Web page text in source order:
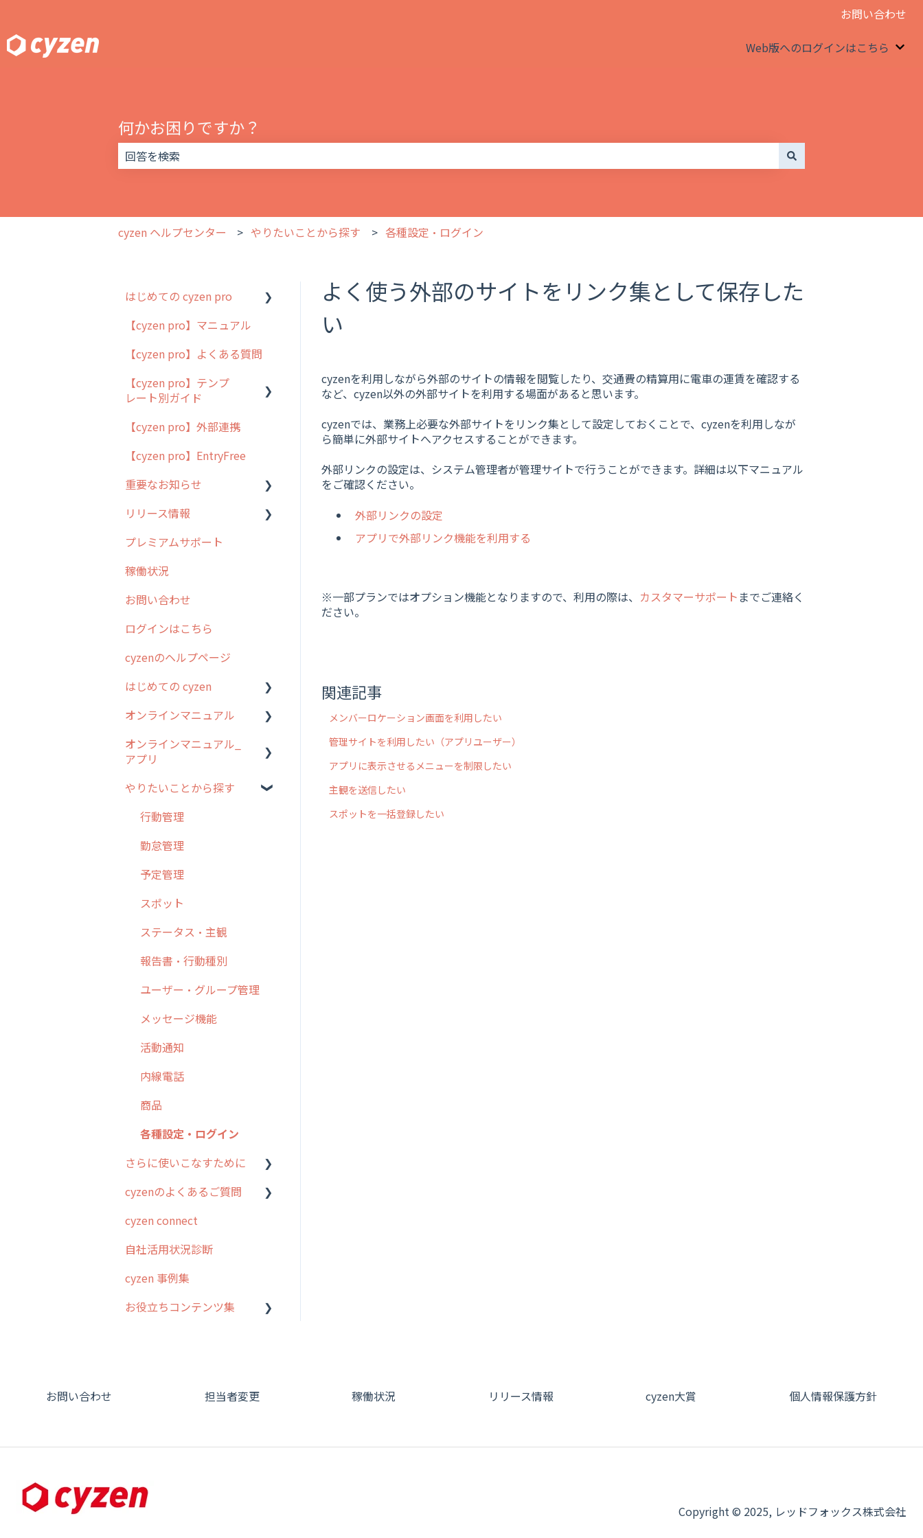
お問い合わせ
Web版へのログインはこちら
何かお困りですか？
cyzen ヘルプセンター やりたいことから探す 各種設定・ログイン
よく使う外部のサイトをリンク集として保存した
い
cyzenを利用しながら外部のサイトの情報を閲覧したり、交通費の精算用に電車の運賃を確認する
など、cyzen以外の外部サイトを利用する場面があると思います。
cyzenでは、業務上必要な外部サイトをリンク集として設定しておくことで、cyzenを利用しなが
ら簡単に外部サイトへアクセスすることができます。
外部リンクの設定は、システム管理者が管理サイトで行うことができます。詳細は以下マニュアル
をご確認ください。
外部リンクの設定
アプリで外部リンク機能を利用する
※一部プランではオプション機能となりますので、利用の際は、 カスタマーサポート までご連絡く
ださい。
関連記事
メンバーロケーション画面を利用したい
管理サイトを利用したい（アプリユーザー）
アプリに表示させるメニューを制限したい
主観を送信したい
スポットを一括登録したい
はじめての cyzen pro
cyzen pro とは？
簡易マニュアル
cyzen proの位置情報取得
について
用語集
よくある質問
【cyzen pro】マニュアル
【cyzen pro】よくある質問
【cyzen pro】テンプ
レート別ガイド
ポスティング
ラウンダー
メンテナンス
外廻り営業
清掃
不動産
【cyzen pro】外部連携
【cyzen pro】EntryFree
重要なお知らせ
過去の重要なお知らせ
障害情報
リリース情報
リリース
2026年のリリース情報
2025年のリリース情報
2024年のリリース情報
2023年のリリース情報
過去のリリース
2019年までのリリース情
お客様の声を実現しました
プレミアムサポート
稼働状況
お問い合わせ
ログインはこちら
cyzenのヘルプページ
はじめての cyzen
0. はじめてのcyzenの使い
1. cyzenについて知ろう
2. 主要機能の概要
3. cyzenの位置情報取得に
ステム管理者編
5. 基本的な使い方：シス
ザー編
7. 初心者向けよくある質
ための設定
10.ユーザー向けおすすめ
方法
オンラインマニュアル
管理サイトの使い始め
オンラインマニュアル_
アプリ
アプリの使い始め
ホーム画面
スポット
報告閲覧
予定
日報
履歴
メンバー
メッセージ
パフォーマンス
外部リンク
お知らせ
設定
やりたいことから探す
行動管理
勤怠管理
予定管理
スポット
ステータス・主観
報告書・行動種別
ユーザー・グループ管理
メッセージ機能
活動通知
内線電話
商品
各種設定・ログイン
さらに使いこなすために
はじめに
スポット・ステータス関連
連携オプション
IP接続制限・端末認証設定
cyzenのよくあるご質問
ログインについて
グループ・ユーザーについ
スポットについて
日報について
端末・設定について
cyzen connect
自社活用状況診断
cyzen 事例集
お役立ちコンテンツ集
ブ
お問い合わせ 担当者変更 稼働状況 リリース情報 cyzen大賞 個人情報保護方針
Copyright © 2025, レッドフォックス株式会社